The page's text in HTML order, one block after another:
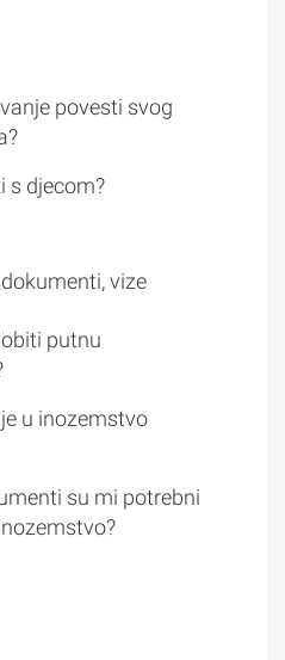
povesti svog
s djecom?
vize
putnu
u inozemstvo
su mi potrebni